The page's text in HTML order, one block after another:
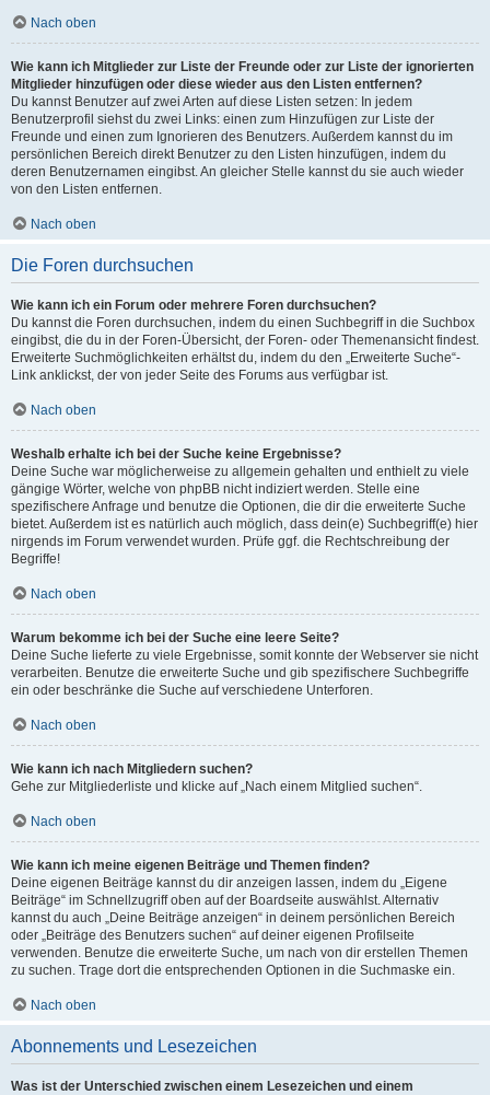
Nach oben
Wie kann ich Mitglieder zur Liste der Freunde oder zur Liste der ignorierten
Mitglieder hinzufügen oder diese wieder aus den Listen entfernen?
Du kannst Benutzer auf zwei Arten auf diese Listen setzen: In jedem
Benutzerprofil siehst du zwei Links: einen zum Hinzufügen zur Liste der
Freunde und einen zum Ignorieren des Benutzers. Außerdem kannst du im
persönlichen Bereich direkt Benutzer zu den Listen hinzufügen, indem du
deren Benutzernamen eingibst. An gleicher Stelle kannst du sie auch wieder
von den Listen entfernen.
Nach oben
Die Foren durchsuchen
Wie kann ich ein Forum oder mehrere Foren durchsuchen?
Du kannst die Foren durchsuchen, indem du einen Suchbegriff in die Suchbox
eingibst, die du in der Foren-Übersicht, der Foren- oder Themenansicht findest.
Erweiterte Suchmöglichkeiten erhältst du, indem du den „Erweiterte Suche“-
Link anklickst, der von jeder Seite des Forums aus verfügbar ist.
Nach oben
Weshalb erhalte ich bei der Suche keine Ergebnisse?
Deine Suche war möglicherweise zu allgemein gehalten und enthielt zu viele
gängige Wörter, welche von phpBB nicht indiziert werden. Stelle eine
spezifischere Anfrage und benutze die Optionen, die dir die erweiterte Suche
bietet. Außerdem ist es natürlich auch möglich, dass dein(e) Suchbegriff(e) hier
nirgends im Forum verwendet wurden. Prüfe ggf. die Rechtschreibung der
Begriffe!
Nach oben
Warum bekomme ich bei der Suche eine leere Seite?
Deine Suche lieferte zu viele Ergebnisse, somit konnte der Webserver sie nicht
verarbeiten. Benutze die erweiterte Suche und gib spezifischere Suchbegriffe
ein oder beschränke die Suche auf verschiedene Unterforen.
Nach oben
Wie kann ich nach Mitgliedern suchen?
Gehe zur Mitgliederliste und klicke auf „Nach einem Mitglied suchen“.
Nach oben
Wie kann ich meine eigenen Beiträge und Themen finden?
Deine eigenen Beiträge kannst du dir anzeigen lassen, indem du „Eigene
Beiträge“ im Schnellzugriff oben auf der Boardseite auswählst. Alternativ
kannst du auch „Deine Beiträge anzeigen“ in deinem persönlichen Bereich
oder „Beiträge des Benutzers suchen“ auf deiner eigenen Profilseite
verwenden. Benutze die erweiterte Suche, um nach von dir erstellen Themen
zu suchen. Trage dort die entsprechenden Optionen in die Suchmaske ein.
Nach oben
Abonnements und Lesezeichen
Was ist der Unterschied zwischen einem Lesezeichen und einem